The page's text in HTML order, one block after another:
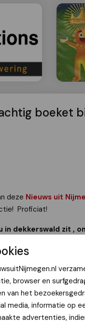
browser en
van het
media, informatie op
advertenties,
boeket
deze Nieuws uit
Proficiat!
in dekkerswald zit ,
van bloemen
Decora
ophalen.
telefoon en neem